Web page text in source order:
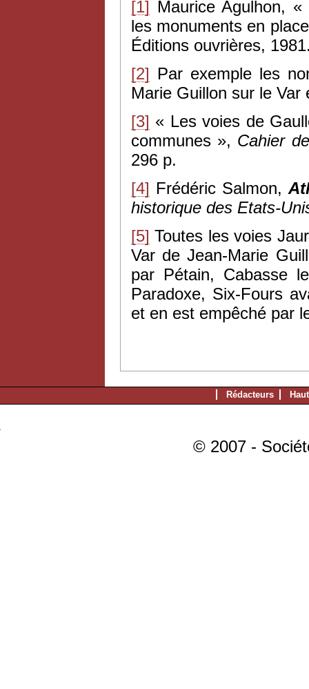
[1] Maurice Agulhon,
les monuments en
Éditions ouvrières,
[2] Par exemple les
Marie Guillon sur le Var
[3] « Les voies de
communes », Cahier
296 p.
[4] Frédéric Salmon,
historique des Etats-
[5] Toutes les voies
Var de Jean-Marie
par Pétain, Cabasse
Paradoxe, Six-Fours
et en est empêché par
Rédacteurs
© 2007 -